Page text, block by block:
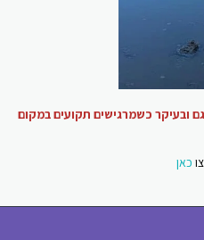
ובעיקר כשמרגישים תקועים במקום
כאן